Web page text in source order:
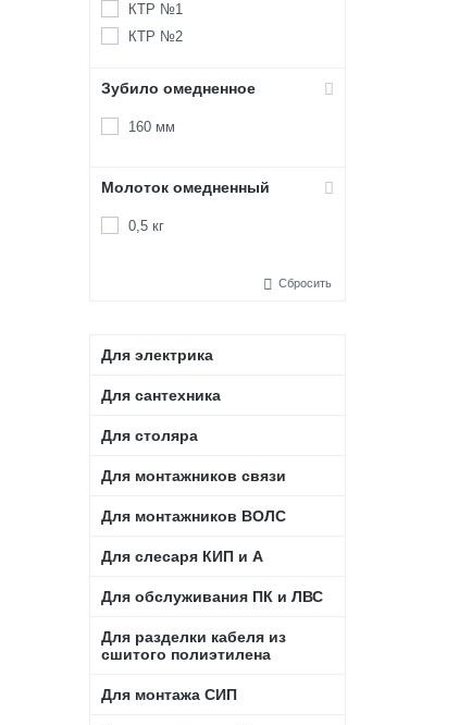
КТР №1
КТР №2
Зубило омедненное
160 мм
Молоток омедненный
0,5 кг
Сбросить
Для электрика
Для сантехника
Для столяра
Для монтажников связи
Для монтажников ВОЛС
Для слесаря КИП и А
Для обслуживания ПК и ЛВС
Для разделки кабеля из
сшитого полиэтилена
Для монтажа СИП